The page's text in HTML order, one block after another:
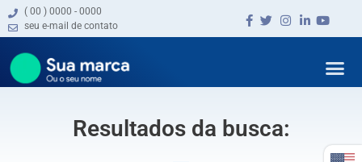
( 00 ) 0000 - 0000
seu e-mail de contato
Resultados da busca: